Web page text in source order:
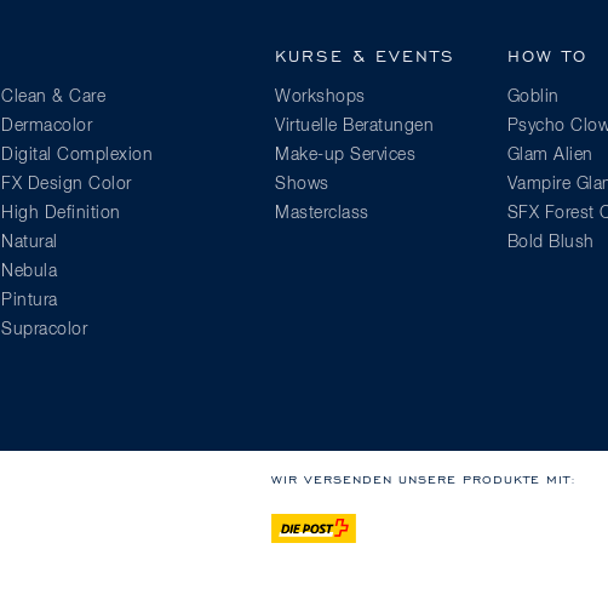
Clean & Care
Dermacolor
Digital Complexion
FX Design Color
High Definition
Natural
Nebula
Pintura
Supracolor
KURSE & EVENTS
Workshops
Virtuelle Beratungen
Make-up Services
Shows
Masterclass
HOW TO
Goblin
Psycho
Glam Alien
Vampire
SFX Forest
Bold Blush
WIR VERSENDEN UNSERE PRODUKTE MIT: